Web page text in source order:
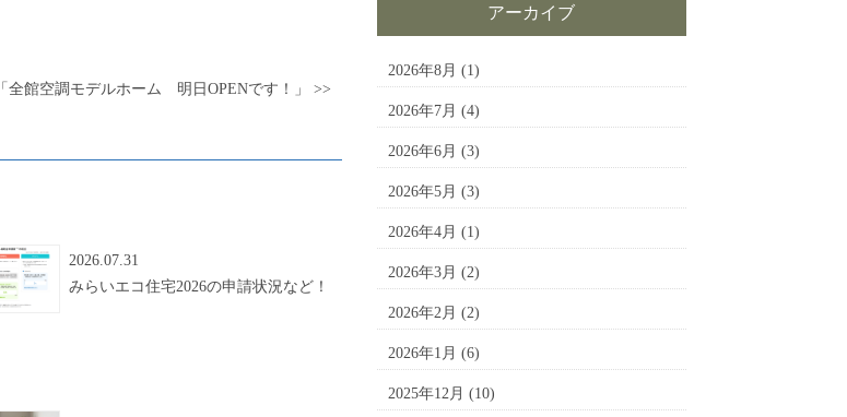
「全館空調モデルホーム 明日OPENです！」 >>
2026.07.31
みらいエコ住宅2026の申請状況など！
アーカイブ
2026年8月 (1)
2026年7月 (4)
2026年6月 (3)
2026年5月 (3)
2026年4月 (1)
2026年3月 (2)
2026年2月 (2)
2026年1月 (6)
2025年12月 (10)